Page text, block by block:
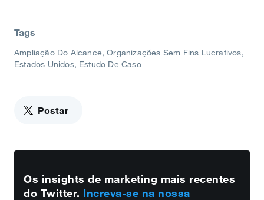
Tags
Ampliação Do Alcance Organizações Sem Fins Lucrativos
Estados Unidos Estudo De Caso
Postar
Os insights de marketing mais recentes
do Twitter. Increva-se na nossa